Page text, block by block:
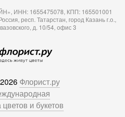
ИНН: 1655475078, КПП: 165501001
респ. Татарстан, город Казань г.о.,
д. 10/54, офис 3
Флорист.ру
цветов и букетов